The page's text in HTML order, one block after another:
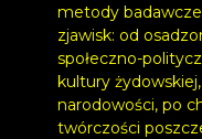
metody
zjawisk: od
społeczno-
kultury
narodowości, po
twórczości